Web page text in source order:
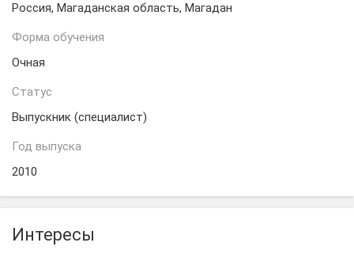
Россия, Магаданская область, Магадан
Форма обучения
Очная
Статус
Выпускник (специалист)
Год выпуска
2010
Интересы